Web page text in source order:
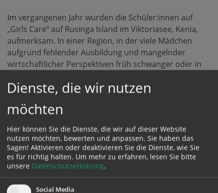
Im vergangenen Jahr wurden die Schüler:innen auf
„Girls Care“ auf Rusinga Island im Viktoriasee, Kenia,
aufmerksam. In einer Region, in der viele Mädchen
aufgrund fehlender Ausbildung und mangelnder
wirtschaftlicher Perspektiven früh schwanger oder in
Care“ um dringend notwendige Aufklärung, nicht nur
Gleichbehandlung und eigenen Rechten. Gleichzeitig
das Berufsleben vorzubereiten. Im Advent 2023
organisierten die Schülervertreterinnen aus Elmberg
einen Losverkauf – der Erlös wurde genutzt, um junge
Frauen vor Ort mit Hygieneartikeln zu versorgen.
Dienste, die wir nutzen
möchten
Hier können Sie die Dienste, die wir auf dieser Website
nutzen möchten, bewerten und anpassen. Sie haben das
Sagen! Aktivieren oder deaktivieren Sie die Dienste, wie Sie
es für richtig halten. Um mehr zu erfahren, lesen Sie bitte
unsere Datenschutzerklärung.
Social Media